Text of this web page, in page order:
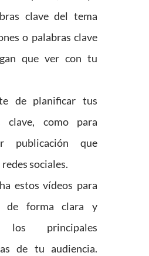
clave del tema
o palabras clave
que ver con tu
de planificar tus
clave, como para
publicación que
redes sociales.
estos vídeos para
de forma clara y
los principales
de tu audiencia.